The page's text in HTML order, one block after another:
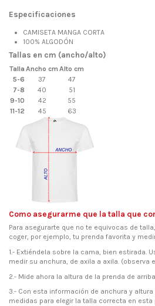
Especificaciones
CAMISETA MANGA CORTA
100% ALGODÓN
Tallas en cm (ancho/alto)
Talla Ancho cm Alto cm
5-6
37
47
7-8
40
51
9-10
42
55
11-12
45 63
Como asegurarme que la talla que
Para asegurarte que no te equivocas de
coger, por ejemplo, tu prenda favorita y
1.- Extiéndela sobre la cama, bien estirada.
medir su anchura, de axila a axila. (observa
2.- Mide ahora la altura de la prenda de
3.- Con esta información de anchura y
medidas para elegir la talla correcta en esta